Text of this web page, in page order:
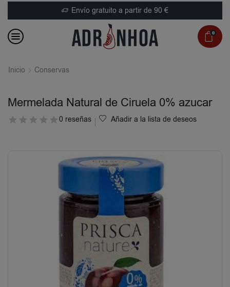
Envío gratuito a partir de 90 €
0
Inicio Conservas
Mermelada Natural de Ciruela 0% azucar
0 reseñas Añadir a la lista de deseos